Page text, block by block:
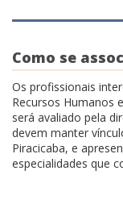
Como se
Os profissionais
Recursos Humanos
será avaliado pela
devem manter
Piracicaba, e
especialidades que